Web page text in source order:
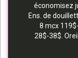
économisez
Ens. de
8 mcx
28$-38$.